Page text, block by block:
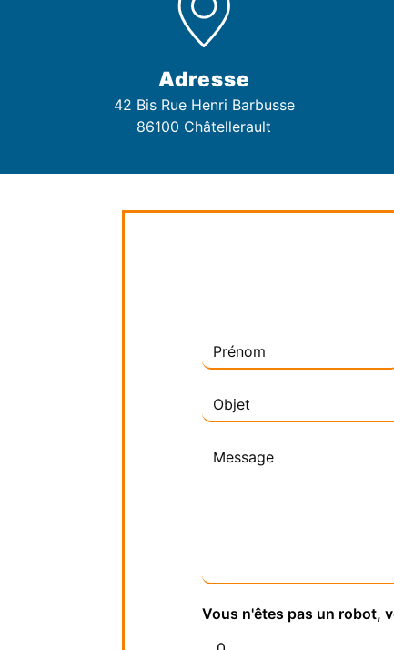
Adresse
42 Bis Rue Henri Barbusse
86100 Châtellerault
Vous n'êtes pas un robot,